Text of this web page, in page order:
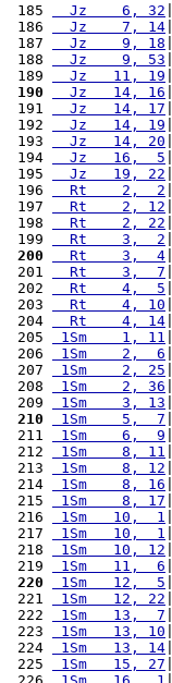
185
  Jz    6, 32
186
  Jz    7, 14
187
  Jz    9, 18
188
  Jz    9, 53
189
  Jz   11, 19
190
  Jz   14, 16
191
  Jz   14, 17
192
  Jz   14, 19
193
  Jz   14, 20
194
  Jz   16,  5
195
  Jz   19, 22
196
  Rt    2,  2
197
  Rt    2, 12
198
  Rt    2, 22
199
  Rt    3,  2
200
  Rt    3,  4
201
  Rt    3,  7
202
  Rt    4,  5
203
  Rt    4, 10
204
  Rt    4, 14
205
1Sm    1, 11
206
1Sm    2,  6
207
1Sm    2, 25
208
1Sm    2, 36
209
1Sm    3, 13
210
1Sm    5,  7
211
1Sm    6,  9
212
1Sm    8, 11
213
1Sm    8, 12
214
1Sm    8, 16
215
1Sm    8, 17
216
1Sm   10,  1
217
1Sm   10,  1
218
1Sm   10, 12
219
1Sm   11,  6
220
1Sm   12,  5
221
1Sm   12, 22
222
1Sm   13,  7
223
1Sm   13, 10
224
1Sm   13, 14
225
1Sm   15, 27